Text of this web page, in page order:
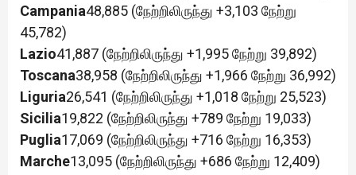
Campania48,885 (நேற்றிலிருந்து +3,103 நேற்று
45,782)
Lazio41,887 (நேற்றிலிருந்து +1,995 நேற்று 39,892)
Toscana38,958 (நேற்றிலிருந்து +1,966 நேற்று 36,992)
Liguria26,541 (நேற்றிலிருந்து +1,018 நேற்று 25,523)
Sicilia19,822 (நேற்றிலிருந்து +789 நேற்று 19,033)
Puglia17,069 (நேற்றிலிருந்து +716 நேற்று 16,353)
Marche13,095 (நேற்றிலிருந்து +686 நேற்று 12,409)